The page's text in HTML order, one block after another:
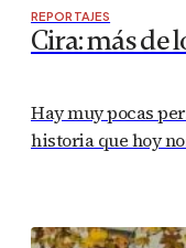
REPORTAJES
Cira: más de
Hay muy pocas
historia que hoy